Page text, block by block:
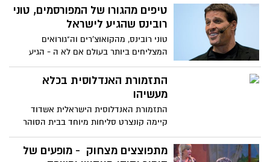
נרקומן. זה מלך זה? לא מלך, לא נסיך ואפילו
לא צפרדע! בואו נזכור מה עשינו לנשיא קצב,
ננסה להבין מדוע אנחנו מכתירים את ארגוב
למלך ונשאל - מדוע משרד התרבות עורך
פסטיבלים על שמו??
טיפים מהגורו של המפורסמים, טוני
רובינס שהגיע לישראל
טוני רובינס, מהקואוצ'רים וה"גורואים
המצליחים ביותר בעולם אם לא ה - הגיע
לישראל ולמי שלא יכול להרשות לעצמו לשלם
אלפי שקלים לכרטיס, ניתן טיפים שהוא
העניק בראיונות בישראל
התזמורת האנדלוסית בכלא
מעשיהו
התזמורת האנדלוסית הישראלית אשדוד
קיימה קונצרט סליחות מיוחד בבית הסוהר
מעשיהו בהשתתפות הזמר שולי רנד והפייטן
מני כהן.
מתפוצצים מצחוק - מופעים של